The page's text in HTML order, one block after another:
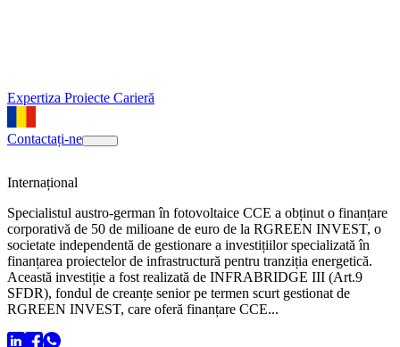
Expertiza Proiecte Carieră
Contactați-ne
Internațional
Specialistul austro-german în fotovoltaice CCE a obținut o finanțare
corporativă de 50 de milioane de euro de la RGREEN INVEST, o
societate independentă de gestionare a investițiilor specializată în
finanțarea proiectelor de infrastructură pentru tranziția energetică.
Această investiție a fost realizată de INFRABRIDGE III (Art.9
SFDR), fondul de creanțe senior pe termen scurt gestionat de
RGREEN INVEST, care oferă finanțare CCE...